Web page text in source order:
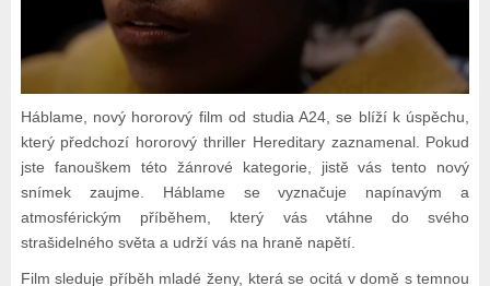
Háblame, nový hororový film od studia A24, se blíží k úspěchu,
který předchozí hororový thriller Hereditary zaznamenal. Pokud
jste fanouškem této žánrové kategorie, jistě vás tento nový
snímek zaujme. Háblame se vyznačuje napínavým a
atmosférickým příběhem, který vás vtáhne do svého
strašidelného světa a udrží vás na hraně napětí.
Film sleduje příběh mladé ženy, která se ocitá v domě s temnou